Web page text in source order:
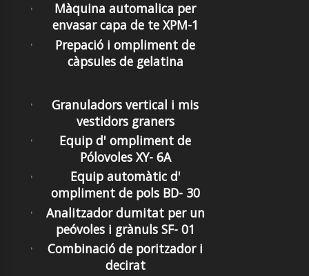
Màquina automalica per
envasar capa de te XPM-1
Prepació i ompliment de
càpsules de gelatina
Granuladors vertical i mis
vestidors graners
Equip d' ompliment de
Pólovoles XY- 6A
Equip automàtic d'
ompliment de pols BD- 30
Analitzador dumitat per un
peóvoles i grànuls SF- 01
Combinació de poritzador i
decirat